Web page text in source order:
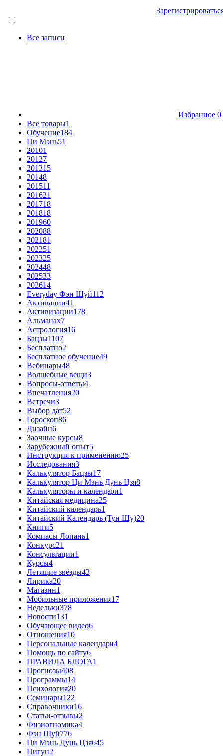
Все записи
Избранное 0
Все товары1
Обучение184
Ци Мэнь51
20101
20127
201315
20148
201511
201621
201718
201818
201960
202088
202181
202251
202325
202448
202533
202614
Everyday Фэн Шуй112
Активации41
Активизации178
Альманах7
Астрология16
Бацзы1107
Бесплатно2
Бесплатное обучение49
Вебинары48
Волшебные вещи3
Вопросы-ответы4
Впечатления20
Встречи3
Выбор дат52
Гороскоп86
Дизайн6
Заочные курсы8
Зарубежный опыт5
Инструкция к применению25
Исследования3
Калькулятор Бацзы17
Калькулятор Ци Мэнь Дунь Цзя8
Калькуляторы и календари1
Китайская медицина25
Китайский календарь1
Китайский Календарь (Тун Шу)20
Книги5
Компасы Лопань1
Конкурс21
Консультации1
Курсы4
Летящие звёзды42
Лирика20
Магазин1
Мобильные приложения17
Недельки378
Новости131
Обучающее видео6
Отношения10
Персональные календари4
Помощь по сайту6
ПРАВИЛА БЛОГА1
Прогнозы408
Программы14
Психология20
Семинары122
Справочники16
Статьи-отзывы2
Физиогномика4
Фэн Шуй776
Ци Мэнь Дунь Цзя645
Цигун2